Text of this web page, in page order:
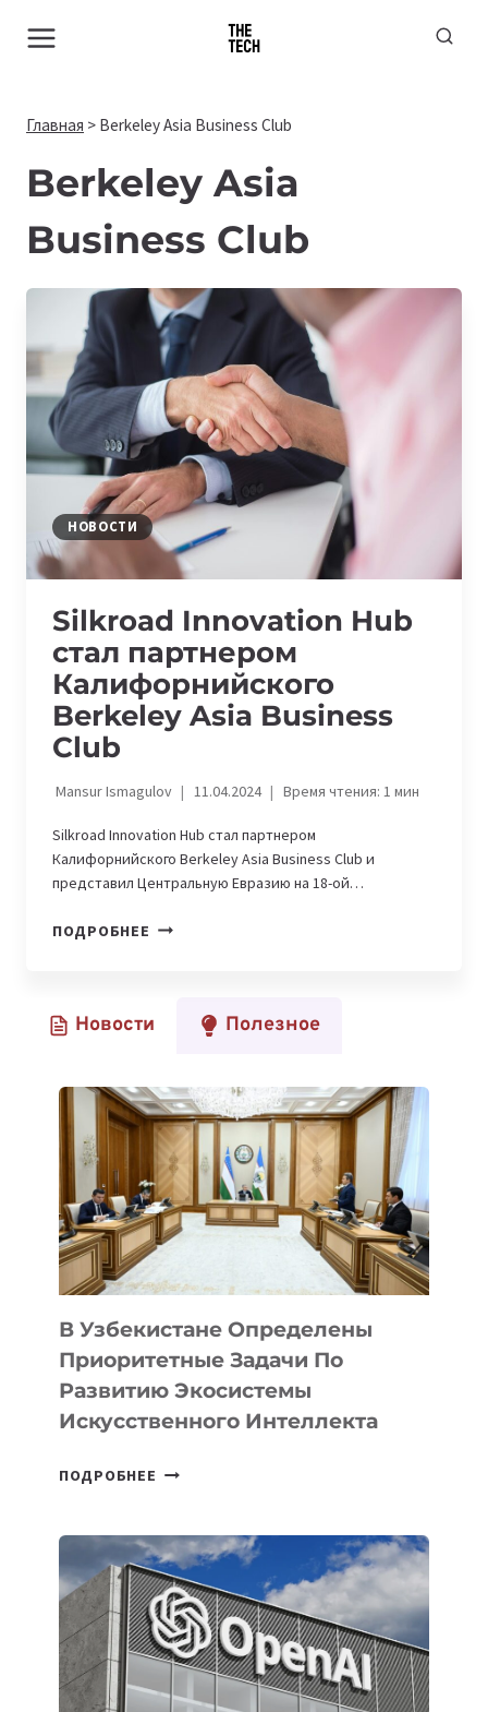
Главная > Berkeley Asia Business Club
Berkeley Asia
Business Club
НОВОСТИ
Silkroad Innovation Hub
стал партнером
Калифорнийского
Berkeley Asia Business
Club
Mansur Ismagulov 11.04.2024 Время чтения: 1мин
Silkroad Innovation Hub стал партнером
Калифорнийского Berkeley Asia Business Club и
представил Центральную Евразию на 18-ой…
ПОДРОБНЕЕ SILKROAD
ПАРТНЕРОМ
ASIA
BUSINESS
CLUB
Новости Полезное
В Узбекистане Определены
Приоритетные Задачи По
Развитию Экосистемы
Искусственного Интеллекта
ПОДРОБНЕЕ
ПРИОРИТЕТНЫЕ
ЗАДАЧИ
ПО
РАЗВИТИЮ
ЭКОСИСТЕМЫ
ИСКУССТВЕННОГО